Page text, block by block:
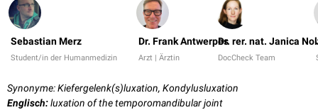
Sebastian Merz
Student/in der Humanmedizin
Dr. Frank Antwerpes
Arzt | Ärztin
Dr. rer. nat. Janica
DocCheck Team
Synonyme: Kiefergelenk(s)luxation, Kondylusluxation
Englisch:luxation of the temporomandibular joint